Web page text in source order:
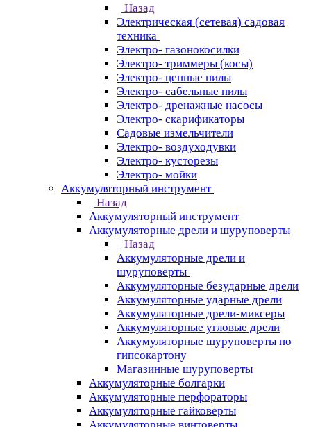
Назад
Электрическая (сетевая) садовая
техника
Электро- газонокосилки
Электро- триммеры (косы)
Электро- цепные пилы
Электро- сабельные пилы
Электро- дренажные насосы
Электро- скарификаторы
Садовые измельчители
Электро- воздуходувки
Электро- кусторезы
Электро- мойки
Аккумуляторный инструмент
Назад
Аккумуляторный инструмент
Аккумуляторные дрели и шуруповерты
Назад
Аккумуляторные дрели и
шуруповерты
Аккумуляторные безударные дрели
Аккумуляторные ударные дрели
Аккумуляторные дрели-миксеры
Аккумуляторные угловые дрели
Аккумуляторные шуруповерты по
гипсокартону
Магазинные шуруповерты
Аккумуляторные болгарки
Аккумуляторные перфораторы
Аккумуляторные гайковерты